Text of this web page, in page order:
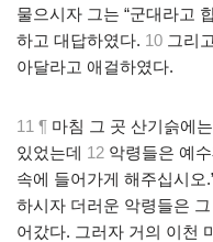
물으시자 그는 “군대라고
하고 대답하였다. 10 그리
아달라고 애걸하였다.
11 ¶ 마침 그 곳 산기슭에
있었는데 12 악령들은 예
속에 들어가게 해주십시오
하시자 더러운 악령들은
어갔다. 그러자 거의 이천